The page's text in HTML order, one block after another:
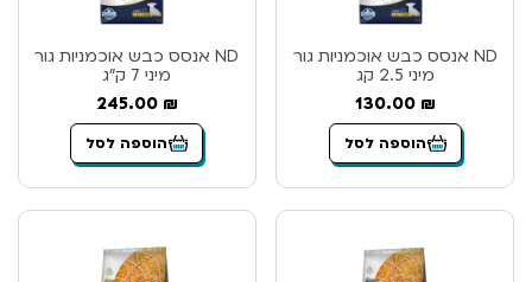
ND אנסס כבש אוכמניות גור
מיני 2.5 קג
130.00 ₪
הוספה לסל
ND אנסס כבש אוכמניות גור
מיני 7 ק”ג
245.00 ₪
הוספה לסל